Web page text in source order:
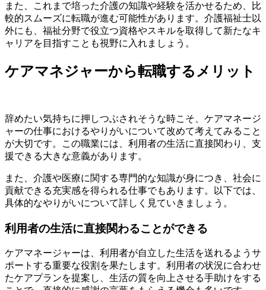
また、これまで培った介護の知識や経験を活かせるため、比
較的スムーズに転職が進む可能性があります。介護福祉士以
外にも、福祉分野で役立つ資格やスキルを取得して新たなキ
ャリアを目指すことも視野に入れましょう。
ケアマネジャーから転職するメリット
辞めたい気持ちに押しつぶされそうな時こそ、ケアマネージ
ャーの仕事におけるやりがいについて改めて考えてみること
が大切です。この職業には、利用者の生活に直接関わり、支
援できる大きな意義があります。
また、介護や医療に関する専門的な知識が身につき、社会に
貢献できる充実感を得られる仕事でもあります。以下では、
具体的なやりがいについて詳しく見ていきましょう。
利用者の生活に直接関わることができる
ケアマネージャーは、利用者が自立した生活を送れるようサ
ポートする重要な役割を果たします。利用者の状況に合わせ
たケアプランを提案し、生活の質を向上させる手助けをする